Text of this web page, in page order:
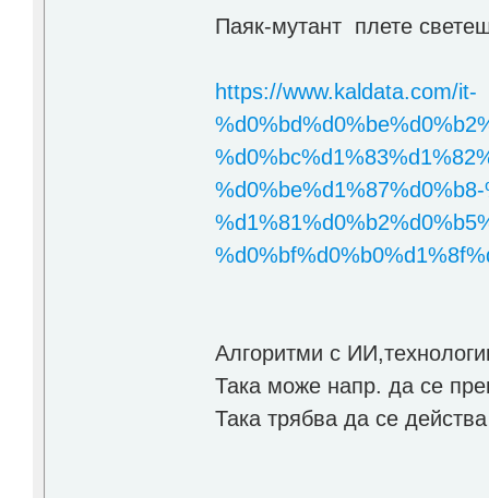
Паяк-мутант плете
https://www.kaldata.com/it-
Алгоритми с
Така може напр. да се
Така трябва да се